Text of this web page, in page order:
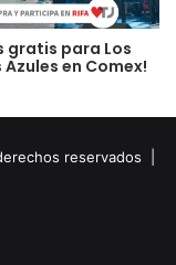
gratis para Los
en Comex!
reservados |